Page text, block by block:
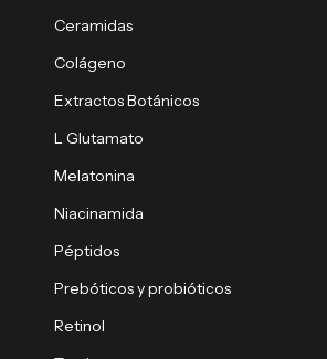
Ceramidas
Colágeno
Extractos Botánicos
L Glutamato
Melatonina
Niacinamida
Péptidos
Prebóticos y probióticos
Retinol